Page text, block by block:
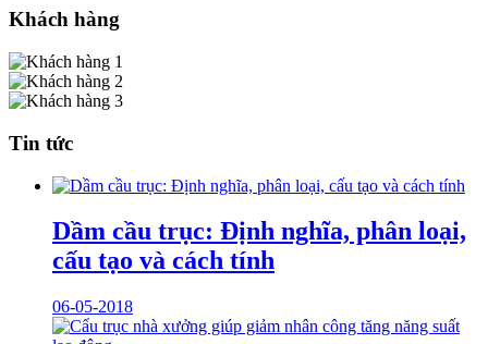
Khách hàng
Tin tức
Dầm cầu trục: Định nghĩa, phân loại,
cấu tạo và cách tính
06-05-2018